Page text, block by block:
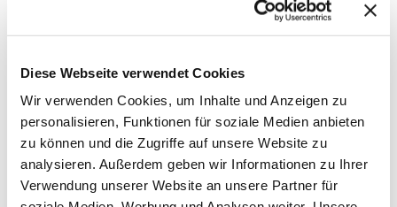
Diese Webseite verwendet Cookies
Wir verwenden Cookies, um Inhalte und Anzeigen zu
personalisieren, Funktionen für soziale Medien anbieten
zu können und die Zugriffe auf unsere Website zu
analysieren. Außerdem geben wir Informationen zu Ihrer
Verwendung unserer Website an unsere Partner für
Name *
E-Mail-Adresse*